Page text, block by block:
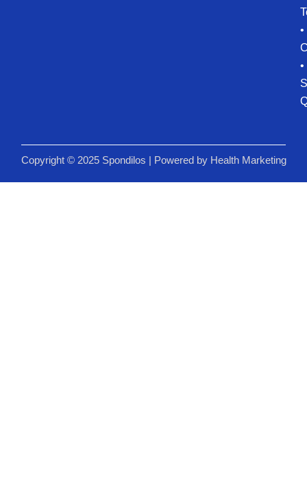
•
•
Copyright © 2025 Spondilos | Powered by Health Marketing